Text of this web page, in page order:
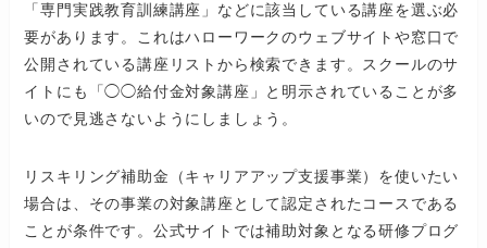
「専門実践教育訓練講座」などに該当している講座を選ぶ必
要があります。これはハローワークのウェブサイトや窓口で
公開されている講座リストから検索できます。スクールのサ
イトにも「◯◯給付金対象講座」と明示されていることが多
いので見逃さないようにしましょう。
リスキリング補助金（キャリアアップ支援事業）を使いたい
場合は、その事業の対象講座として認定されたコースである
ことが条件です。公式サイトでは補助対象となる研修プログ